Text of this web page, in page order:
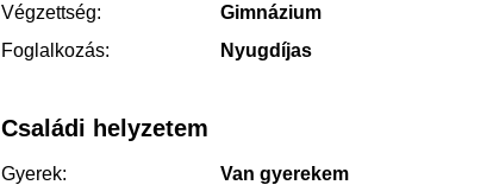
Végzettség:
Gimnázium
Foglalkozás:
Nyugdíjas
Családi helyzetem
Gyerek: Van gyerekem